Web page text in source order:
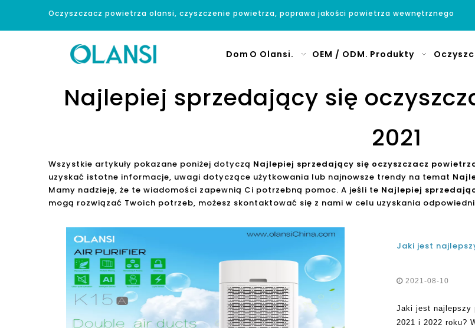
Oczyszczacz powietrza olansi, czyszczenie powietrza, poprawa jakości powietrza wewnętrznego
Dom O Olansi. OEM / ODM. Produkty
Najlepiej sprzedający się
2021
Wszystkie artykuły pokazane poniżej dotyczą Najlepiej sprzedający się oczyszczacz
uzyskać istotne informacje, uwagi dotyczące użytkowania lub najnowsze trendy na temat
Mamy nadzieję, że te wiadomości zapewnią Ci potrzebną pomoc. A jeśli te Najlepiej
mogą rozwiązać Twoich potrzeb, możesz skontaktować się z nami w celu uzyskania
2021-08-10
Jaki jest najlepszy
2021 i 2022 roku?